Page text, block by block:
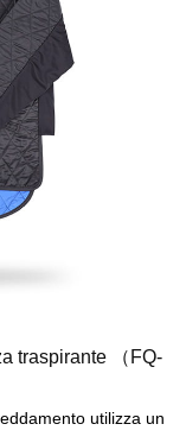
traspirante （FQ-
utilizza un